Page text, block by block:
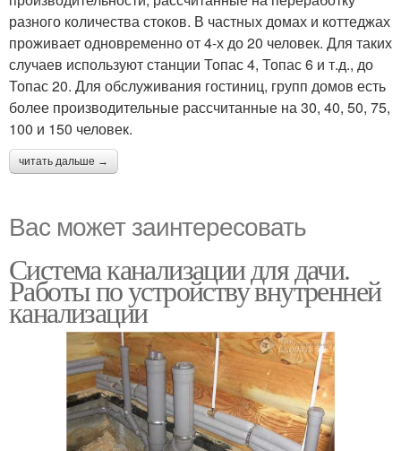
разного количества стоков. В частных домах и коттеджах
проживает одновременно от 4-х до 20 человек. Для таких
случаев используют станции Топас 4, Топас 6 и т.д., до
Топас 20. Для обслуживания гостиниц, групп домов есть
более производительные рассчитанные на 30, 40, 50, 75,
100 и 150 человек.
читать дальше →
Вас может заинтересовать
Система канализации для дачи.
Работы по устройству внутренней
канализации